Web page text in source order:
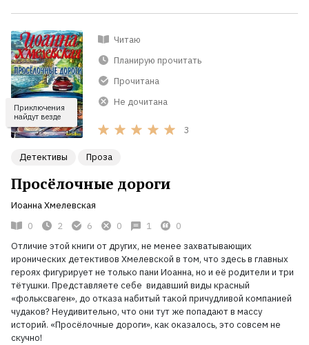
Приключения
найдут везде
Читаю
Планирую прочитать
Прочитана
Не дочитана
3
Детективы Проза
Просёлочные дороги
Иоанна Хмелевская
0
2 6 0 1
0
Отличие этой книги от других, не менее захватывающих
иронических детективов Хмелевской в том, что здесь в главных
героях фигурирует не только пани Иоанна, но и её родители и три
тётушки. Представляете себе видавший виды красный
«фольксваген», до отказа набитый такой причудливой компанией
чудаков? Неудивительно, что они тут же попадают в массу
историй. «Просёлочные дороги», как оказалось, это совсем не
скучно!